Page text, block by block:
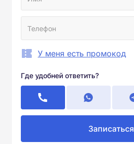
У меня есть промокод
Где удобней ответить?
Записаться